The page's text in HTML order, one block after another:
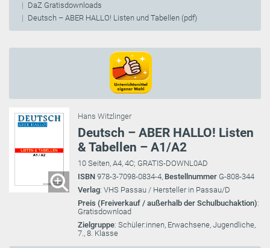
DaZ Gratisdownloads
Deutsch – ABER HALLO! Listen und Tabellen (pdf)
Hans Witzlinger
Deutsch – ABER HALLO! Listen
& Tabellen – A1/A2
10 Seiten, A4, 4C; GRATIS-DOWNL0AD
ISBN 978-3-7098-0834-4, Bestellnummer G-808-344
Verlag: VHS Passau / Hersteller in Passau/D
Preis (Freiverkauf / außerhalb der Schulbuchaktion):
Gratisdownload
Zielgruppe: Schüler:innen, Erwachsene, Jugendliche,
7., 8. Klasse